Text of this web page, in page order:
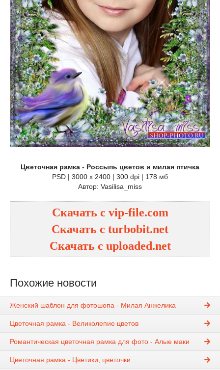
Цветочная рамка - Россыпь цветов и милая птичка
PSD | 3000 х 2400 | 300 dpi | 178 мб
Автор: Vasilisa_miss
Скачать с vip-file.com
Скачать с turbobit.net
Скачать с uploaded.net
Похожие новости
Женский шаблон для фотошопа - Милая Анжелика
Цветочная рамка - Великолепие цветов
Романтическая цветочная рамка для фото - Алые маки
Цветочная рамка - Цветики, цветочки